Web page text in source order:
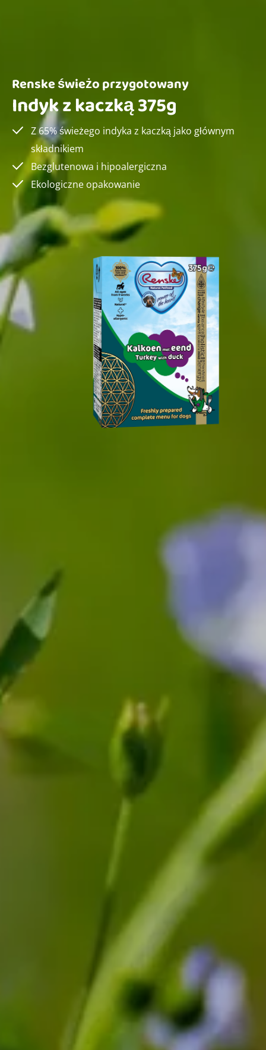
Renske świeżo przygotowany
Indyk z kaczką 375g
Z 65% świeżego indyka z kaczką jako głównym
składnikiem
Bezglutenowa i hipoalergiczna
Ekologiczne opakowanie